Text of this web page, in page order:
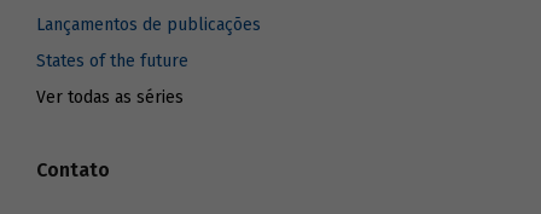
Lançamentos de publicações
States of the future
Ver todas as séries
Contato